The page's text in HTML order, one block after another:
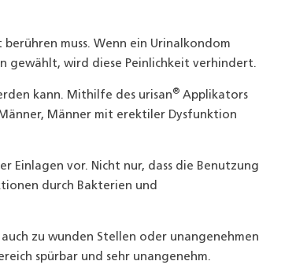
muss. Wenn ein Urinalkondom
gewählt, wird diese Peinlichkeit verhindert.
kann. Mithilfe des urisan® Applikators
Männer mit erektiler Dysfunktion
Einlagen vor. Nicht nur, dass die Benutzung
durch Bakterien und
zu wunden Stellen oder unangenehmen
spürbar und sehr unangenehm.